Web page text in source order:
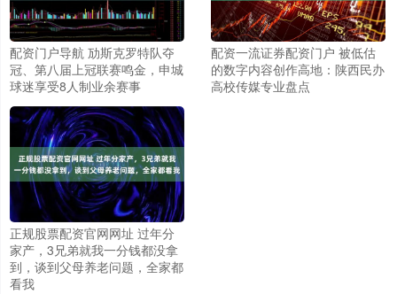
配资门户导航 劢斯克罗特队夺
冠、第八届上冠联赛鸣金，申城
球迷享受8人制业余赛事
配资一流证券配资门户 被低估
的数字内容创作高地：陕西民办
高校传媒专业盘点
正规股票配资官网网址 过年分
家产，3兄弟就我一分钱都没拿
到，谈到父母养老问题，全家都
看我